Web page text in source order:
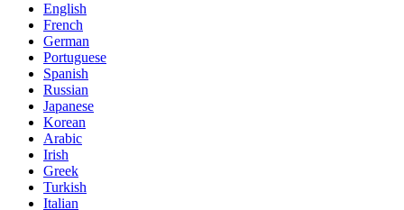
English
French
German
Portuguese
Spanish
Russian
Japanese
Korean
Arabic
Irish
Greek
Turkish
Italian